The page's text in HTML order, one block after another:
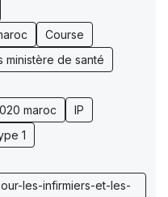
Course
ministère de santé
maroc
IP
1
les-infirmiers-et-les-